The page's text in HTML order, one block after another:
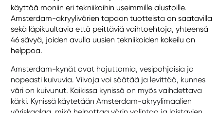
käyttää moniin eri tekniikoihin useimmille alustoille.
Amsterdam-akryylivärien tapaan tuotteista on saatavilla
sekä läpikuultavia että peittäviä vaihtoehtoja, yhteensä
46 sävyä, joiden avulla uusien tekniikoiden kokeilu on
helppoa.
Amsterdam-kynät ovat hajuttomia, vesipohjaisia ja
nopeasti kuivuvia. Viivoja voi säätää ja levittää, kunnes
väri on kuivunut. Kaikissa kynissä on myös vaihdettava
kärki. Kynissä käytetään Amsterdam-akryylimaalien